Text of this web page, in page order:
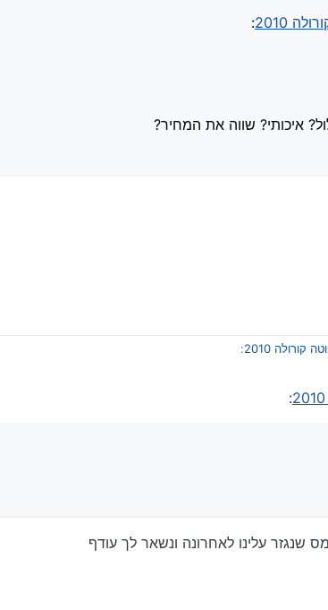
2010
:
איכותי? שווה את המחיר?
2010
:
:
עלינו לאחרונה ונשאר לך עודף